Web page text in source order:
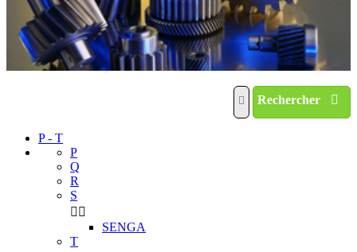
Rechercher
P - T
P
Q
R
S
 
SENGA
T